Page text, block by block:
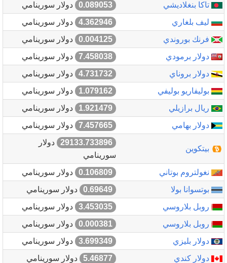
تاكا بنغلاديشي
0.089053
دولار سورينامي
ليف بلغاري
4.362946
دولار سورينامي
فرنك بوروندي
0.004125
دولار سورينامي
دولار برمودي
7.458038
دولار سورينامي
دولار بروناي
4.731732
دولار سورينامي
بوليفاريو بوليفي
1.079162
دولار سورينامي
ريال برازيلي
1.921479
دولار سورينامي
دولار بهامي
7.457665 دولار سورينامي
بيتكوين
29133.733896
دولار
سورينامي
نغولتروم بوتاني
0.106809
دولار سورينامي
بوتسوانا بولا
0.69649
دولار سورينامي
روبل بلاروسي
3.453035
دولار سورينامي
روبل بلاروسي
0.000381
دولار سورينامي
دولار بليزي
3.699349
دولار سورينامي
دولار كندي
5.46877
دولار سورينامي